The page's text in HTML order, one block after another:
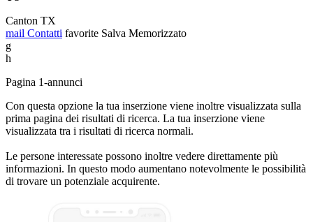
Canton TX
mail Contatti favorite Salva Memorizzato
g
h
Pagina 1-annunci
Con questa opzione la tua inserzione viene inoltre visualizzata sulla
prima pagina dei risultati di ricerca. La tua inserzione viene
visualizzata tra i risultati di ricerca normali.
Le persone interessate possono inoltre vedere direttamente più
informazioni. In questo modo aumentano notevolmente le possibilità
di trovare un potenziale acquirente.